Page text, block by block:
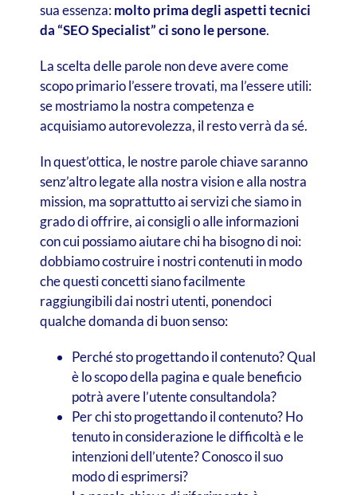
sua essenza:molto prima degli aspetti tecnici
da “SEO Specialist” ci sono le persone.
La scelta delle parole non deve avere come
scopo primario l’essere trovati, ma l’essere utili:
se mostriamo la nostra competenza e
acquisiamo autorevolezza, il resto verrà da sé.
In quest’ottica, le nostre parole chiave saranno
senz’altro legate alla nostra vision e alla nostra
mission, ma soprattutto ai servizi che siamo in
grado di offrire, ai consigli o alle informazioni
con cui possiamo aiutare chi ha bisogno di noi:
dobbiamo costruire i nostri contenuti in modo
che questi concetti siano facilmente
raggiungibili dai nostri utenti, ponendoci
qualche domanda di buon senso:
Perché sto progettando il contenuto? Qual
è lo scopo della pagina e quale beneficio
potrà avere l’utente consultandola?
Per chi sto progettando il contenuto? Ho
tenuto in considerazione le difficoltà e le
intenzioni dell’utente? Conosco il suo
modo di esprimersi?